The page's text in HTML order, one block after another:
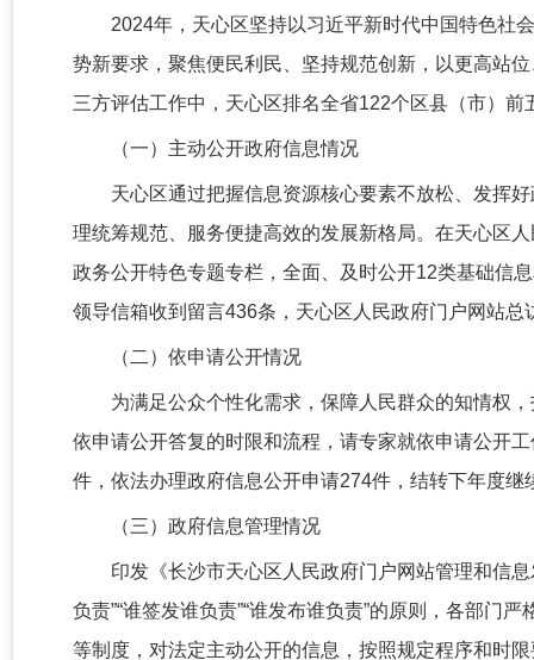
2024年，天心区坚持以习近平新时代中国特色社
势新要求，聚焦便民利民、坚持规范创新，以更高站
三方评估工作中，天心区排名全省122个区县（市）
（一）主动公开政府信息情况
天心区通过把握信息资源核心要素不放松、发挥
理统筹规范、服务便捷高效的发展新格局。在天心区人
政务公开特色专题专栏，全面、及时公开12类基础信
领导信箱收到留言436条，天心区人民政府门户网站总
（二）依申请公开情况
为满足公众个性化需求，保障人民群众的知情权
依申请公开答复的时限和流程，请专家就依申请公开
件，依法办理政府信息公开申请274件，结转下年度
（三）政府信息管理情况
印发《长沙市天心区人民政府门户网站管理和信
负责”“谁签发谁负责”“谁发布谁负责”的原则，各部门
等制度，对法定主动公开的信息，按照规定程序和时